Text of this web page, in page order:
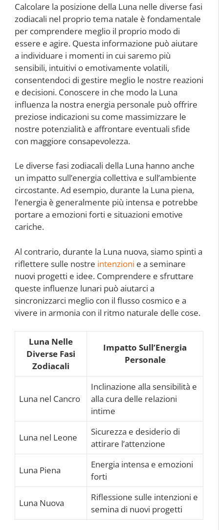
Calcolare la posizione della Luna nelle diverse fasi
zodiacali nel proprio tema natale è fondamentale
per comprendere meglio il proprio modo di
essere e agire. Questa informazione può aiutare
a individuare i momenti in cui saremo più
sensibili, intuitivi o emotivamente volatili,
consentendoci di gestire meglio le nostre reazioni
e decisioni. Conoscere in che modo la Luna
influenza la nostra energia personale può offrire
preziose indicazioni su come massimizzare le
nostre potenzialità e affrontare eventuali sfide
con maggiore consapevolezza.
Le diverse fasi zodiacali della Luna hanno anche
un impatto sull’energia collettiva e sull’ambiente
circostante. Ad esempio, durante la Luna piena,
l’energia è generalmente più intensa e potrebbe
portare a emozioni forti e situazioni emotive
cariche.
Al contrario, durante la Luna nuova, siamo spinti a
riflettere sulle nostre intenzioni e a seminare
nuovi progetti e idee. Comprendere e sfruttare
queste influenze lunari può aiutarci a
sincronizzarci meglio con il flusso cosmico e a
vivere in armonia con il ritmo naturale delle cose.
Luna Nelle
Diverse Fasi
Zodiacali
Impatto Sull’Energia
Personale
Luna nel Cancro
Inclinazione alla sensibilità e
alla cura delle relazioni
intime
Luna nel Leone
Sicurezza e desiderio di
attirare l’attenzione
Luna Piena
Energia intensa e emozioni
forti
Luna Nuova
Riflessione sulle intenzioni e
semina di nuovi progetti